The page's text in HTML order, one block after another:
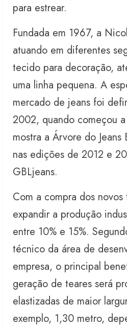
para estrear.
Fundada em 1967, a
atuando em diferentes
tecido para decoração,
uma linha pequena. A
mercado de jeans foi
2002, quando começou
mostra a Árvore do
nas edições de 2012 e
GBLjeans.
Com a compra dos
expandir a produção
entre 10% e 15%.
técnico da área de
empresa, o principal
geração de teares será
elastizadas de maior
exemplo, 1,30 metro,